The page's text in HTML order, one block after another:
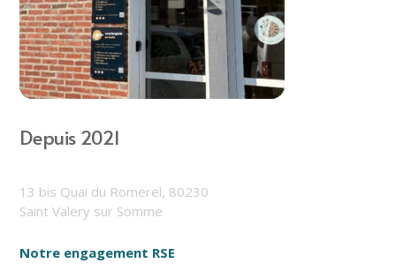
Depuis 2021
13 bis Quai du Romerel, 80230
Saint Valery sur Somme
Notre engagement RSE